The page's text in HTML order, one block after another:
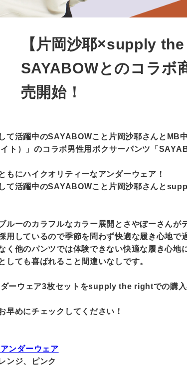
【片岡沙耶×supply
SAYABOWとのコラ
売開始！
て活躍中のSAYABOWこと片岡沙耶さんと
ト）」のコラボ男性用ボクサーパンツ「
もにハイクオリティーなアンダーウェア！
て活躍中のSAYABOWこと片岡沙耶さんと
ルーのカラフルなカラー展開とさやぼーさんが
用しているので季節を問わず快適な履き心地で
く他のパンツでは体験できない快適な履き心地
しても喜ばれること間違いなしです。
ーウェア3枚セットをsupply the rightでの購
早めにチェックしてください！
ンダーウェア
ンジ、ピンク